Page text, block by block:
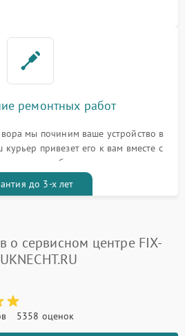
ремонтных работ
мы починим ваше устройство в
привезет его к вам вместе с
талоном бесплатно
до 3-х лет
о сервисном центре FIX-
5358 оценок